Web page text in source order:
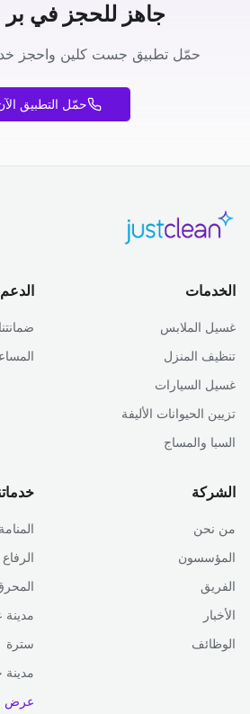
جاهز للحجز في
حمّل تطبيق جست كلين واحجز
حمّل التطبيق
الخدمات
غسيل الملابس
تنظيف المنزل
غسيل السيارات
تزيين الحيوانات الأليفة
السبا والمساج
الدعم
ضمانتنا
الشركة
من نحن
المؤسسون
الفريق
الأخبار
الوظائف
المنامة
الرفاع
سترة
مدينة
عرض